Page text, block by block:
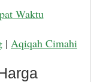
Waktu
| Aqiqah Cimahi